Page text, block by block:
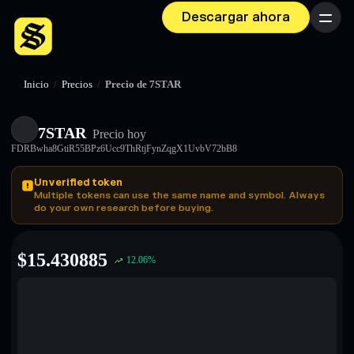
Descargar ahora Menú
Inicio / Precios / Precio de 7STAR
7STAR Precio hoy
FDRBwha8GtiR55BPz6Ucc9ThRtjFynZqgX1UvbV72bB8
Unverified token
Multiple tokens can use the same name and symbol. Always
do your own research before buying.
$15.430885 12.06%